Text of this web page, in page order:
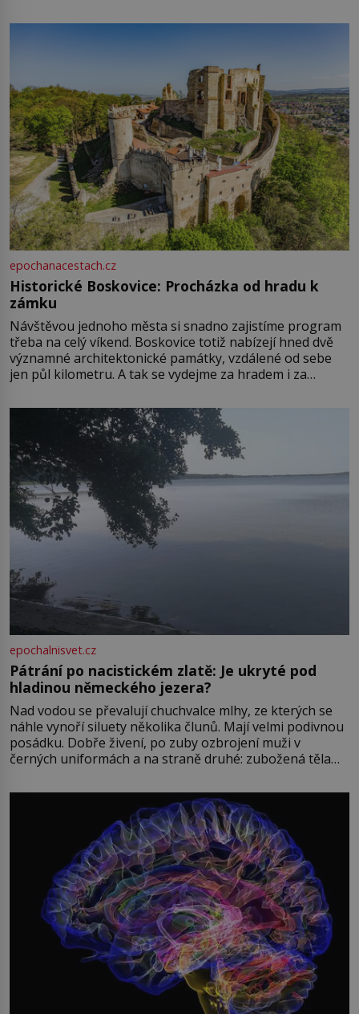
epochanacestach.cz
Historické Boskovice: Procházka od hradu k
zámku
Návštěvou jednoho města si snadno zajistíme program
třeba na celý víkend. Boskovice totiž nabízejí hned dvě
významné architektonické památky, vzdálené od sebe
jen půl kilometru. A tak se vydejme za hradem i za
Boskovice na okraji Drahanské vrchoviny vznikla někdy
ve13. století, a už v roce 1313 kronikáři zaznamenali
epochalnisvet.cz
Pátrání po nacistickém zlatě: Je ukryté pod
hladinou německého jezera?
Nad vodou se převalují chuchvalce mlhy, ze kterých se
náhle vynoří siluety několika člunů. Mají velmi podivnou
posádku. Dobře živení, po zuby ozbrojení muži v
černých uniformách a na straně druhé: zubožená těla
přízračná scéna znamená? Je jaro roku 1945, druhá
světová válka se chýlí ke konci. Jezero Stolpsee